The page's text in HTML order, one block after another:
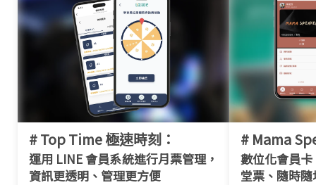
# Top Time 極速時刻：
運用 LINE 會員系統進行月票管理，
資訊更透明、管理更方便
# Mama
數位化會員
堂票、隨時